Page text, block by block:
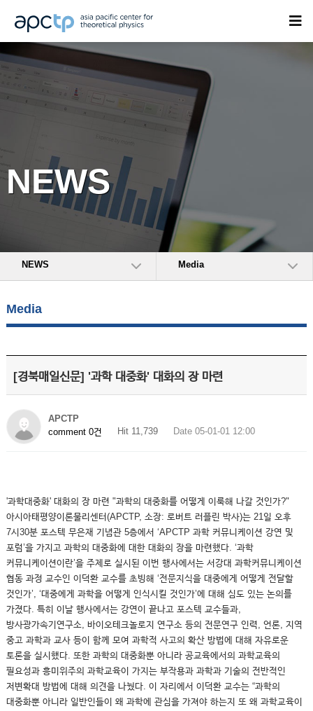
NEWS
NEWS Media
Media
[경북매일신문] '과학 대중화' 대화의 장 마련
APCTP
comment 0건
Hit 11,739 Date 05-01-01 12:00
'과학대중화' 대화의 장 마련 "과학의 대중화를 어떻게 이룩해 나갈 것인가?"
아시아태평양이론물리센터(APCTP, 소장: 로버트 러플린 박사)는 21일 오후
7시30분 포스텍 무은재 기념관 5층에서 ‘APCTP 과학 커뮤니케이션 강연 및
포럼’을 가지고 과학의 대중화에 대한 대화의 장을 마련했다. ‘과학
커뮤니케이션이란’을 주제로 실시된 이번 행사에서는 서강대 과학커뮤니케이션
협동 과정 교수인 이덕환 교수를 초빙해 ‘전문지식을 대중에게 어떻게 전달할
것인가’, ‘대중에게 과학을 어떻게 인식시킬 것인가’에 대해 심도 있는 논의를
가졌다. 특히 이날 행사에서는 강연이 끝나고 포스텍 교수들과,
방사광가속기연구소, 바이오테크놀로지 연구소 등의 전문연구 인력, 언론, 지역
중고 과학과 교사 등이 함께 모여 과학적 사고의 확산 방법에 대해 자유로운
토론을 실시했다. 또한 과학의 대중화뿐 아니라 공교육에서의 과학교육의
필요성과 흥미위주의 과학교육이 가지는 부작용과 과학과 기술의 전반적인
저변확대 방법에 대해 의견을 나눴다. 이 자리에서 이덕환 교수는 “과학의
대중화뿐 아니라 일반인들이 왜 과학에 관심을 가져야 하는지 또 왜 과학교육이